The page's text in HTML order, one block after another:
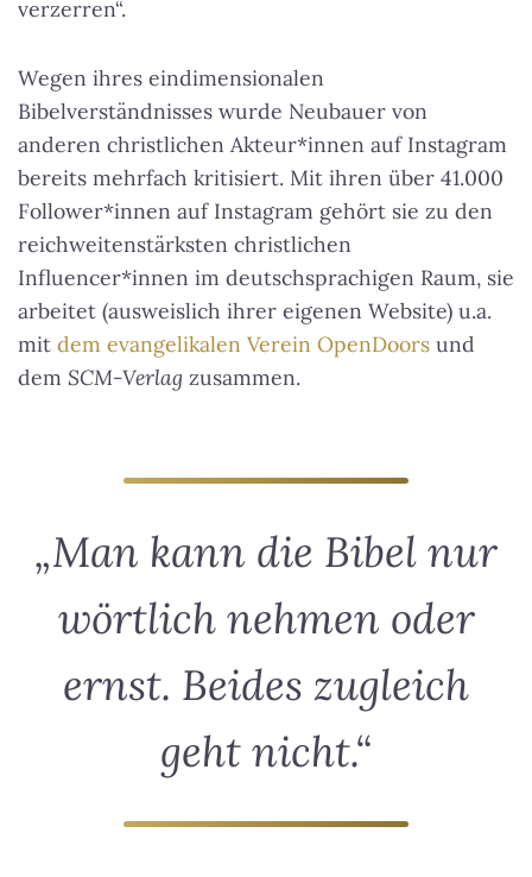
verzerren“.
Wegen ihres eindimensionalen
Bibelverständnisses wurde Neubauer von
anderen christlichen Akteur*innen auf Instagram
bereits mehrfach kritisiert. Mit ihren über 41.000
Follower*innen auf Instagram gehört sie zu den
reichweitenstärksten christlichen
Influencer*innen im deutschsprachigen Raum, sie
arbeitet (ausweislich ihrer eigenen Website) u.a.
mit dem evangelikalen Verein OpenDoors und
dem SCM-Verlag zusammen.
„Man kann die Bibel nur
wörtlich nehmen oder
ernst. Beides zugleich
geht nicht.“